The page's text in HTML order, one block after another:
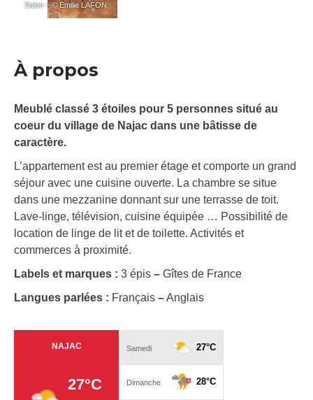
Salon – © Emilie LAFON
À propos
Meublé classé 3 étoiles pour 5 personnes situé au
coeur du village de Najac dans une bâtisse de
caractère.
L’appartement est au premier étage et comporte un grand
séjour avec une cuisine ouverte. La chambre se situe
dans une mezzanine donnant sur une terrasse de toit.
Lave-linge, télévision, cuisine équipée … Possibilité de
location de linge de lit et de toilette. Activités et
commerces à proximité.
Labels et marques : 3 épis – Gîtes de France
Langues parlées : Français –Anglais